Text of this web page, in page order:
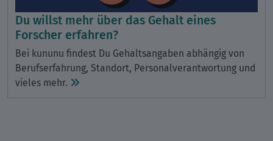
Du willst mehr über das Gehalt eines
Forscher erfahren?
Bei kununu findest Du Gehaltsangaben abhängig von
Berufserfahrung, Standort, Personalverantwortung und
vieles mehr.